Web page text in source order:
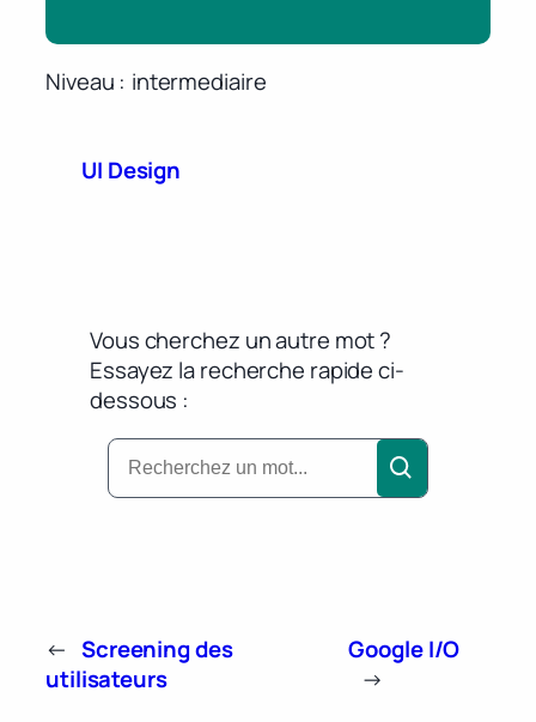
Niveau intermediaire
UI Design
Vous cherchez un autre mot ?
Essayez la recherche rapide ci-
dessous :
← Screening des
utilisateurs
Google I/O
→